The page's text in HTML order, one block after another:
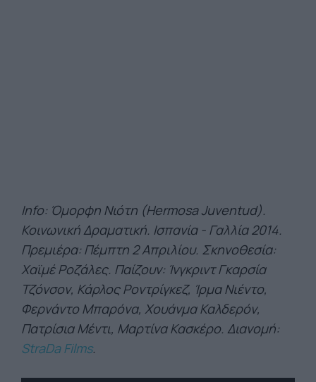
Ιnfo: Όμορφη Νιότη (Hermosa Juventud).
Κοινωνική Δραματική. Ισπανία - Γαλλία 2014.
Πρεμιέρα: Πέμπτη 2 Απριλίου. Σκηνοθεσία:
Χαϊμέ Ροζάλες. Παίζουν: Ίνγκριντ Γκαρσία
Τζόνσον, Κάρλος Ροντρίγκεζ, Ίρμα Νιέντο,
Φερνάντο Μπαρόνα, Χουάνμα Καλδερόν,
Πατρίσια Μέντι, Μαρτίνα Κασκέρο. Διανομή:
StraDa Films.